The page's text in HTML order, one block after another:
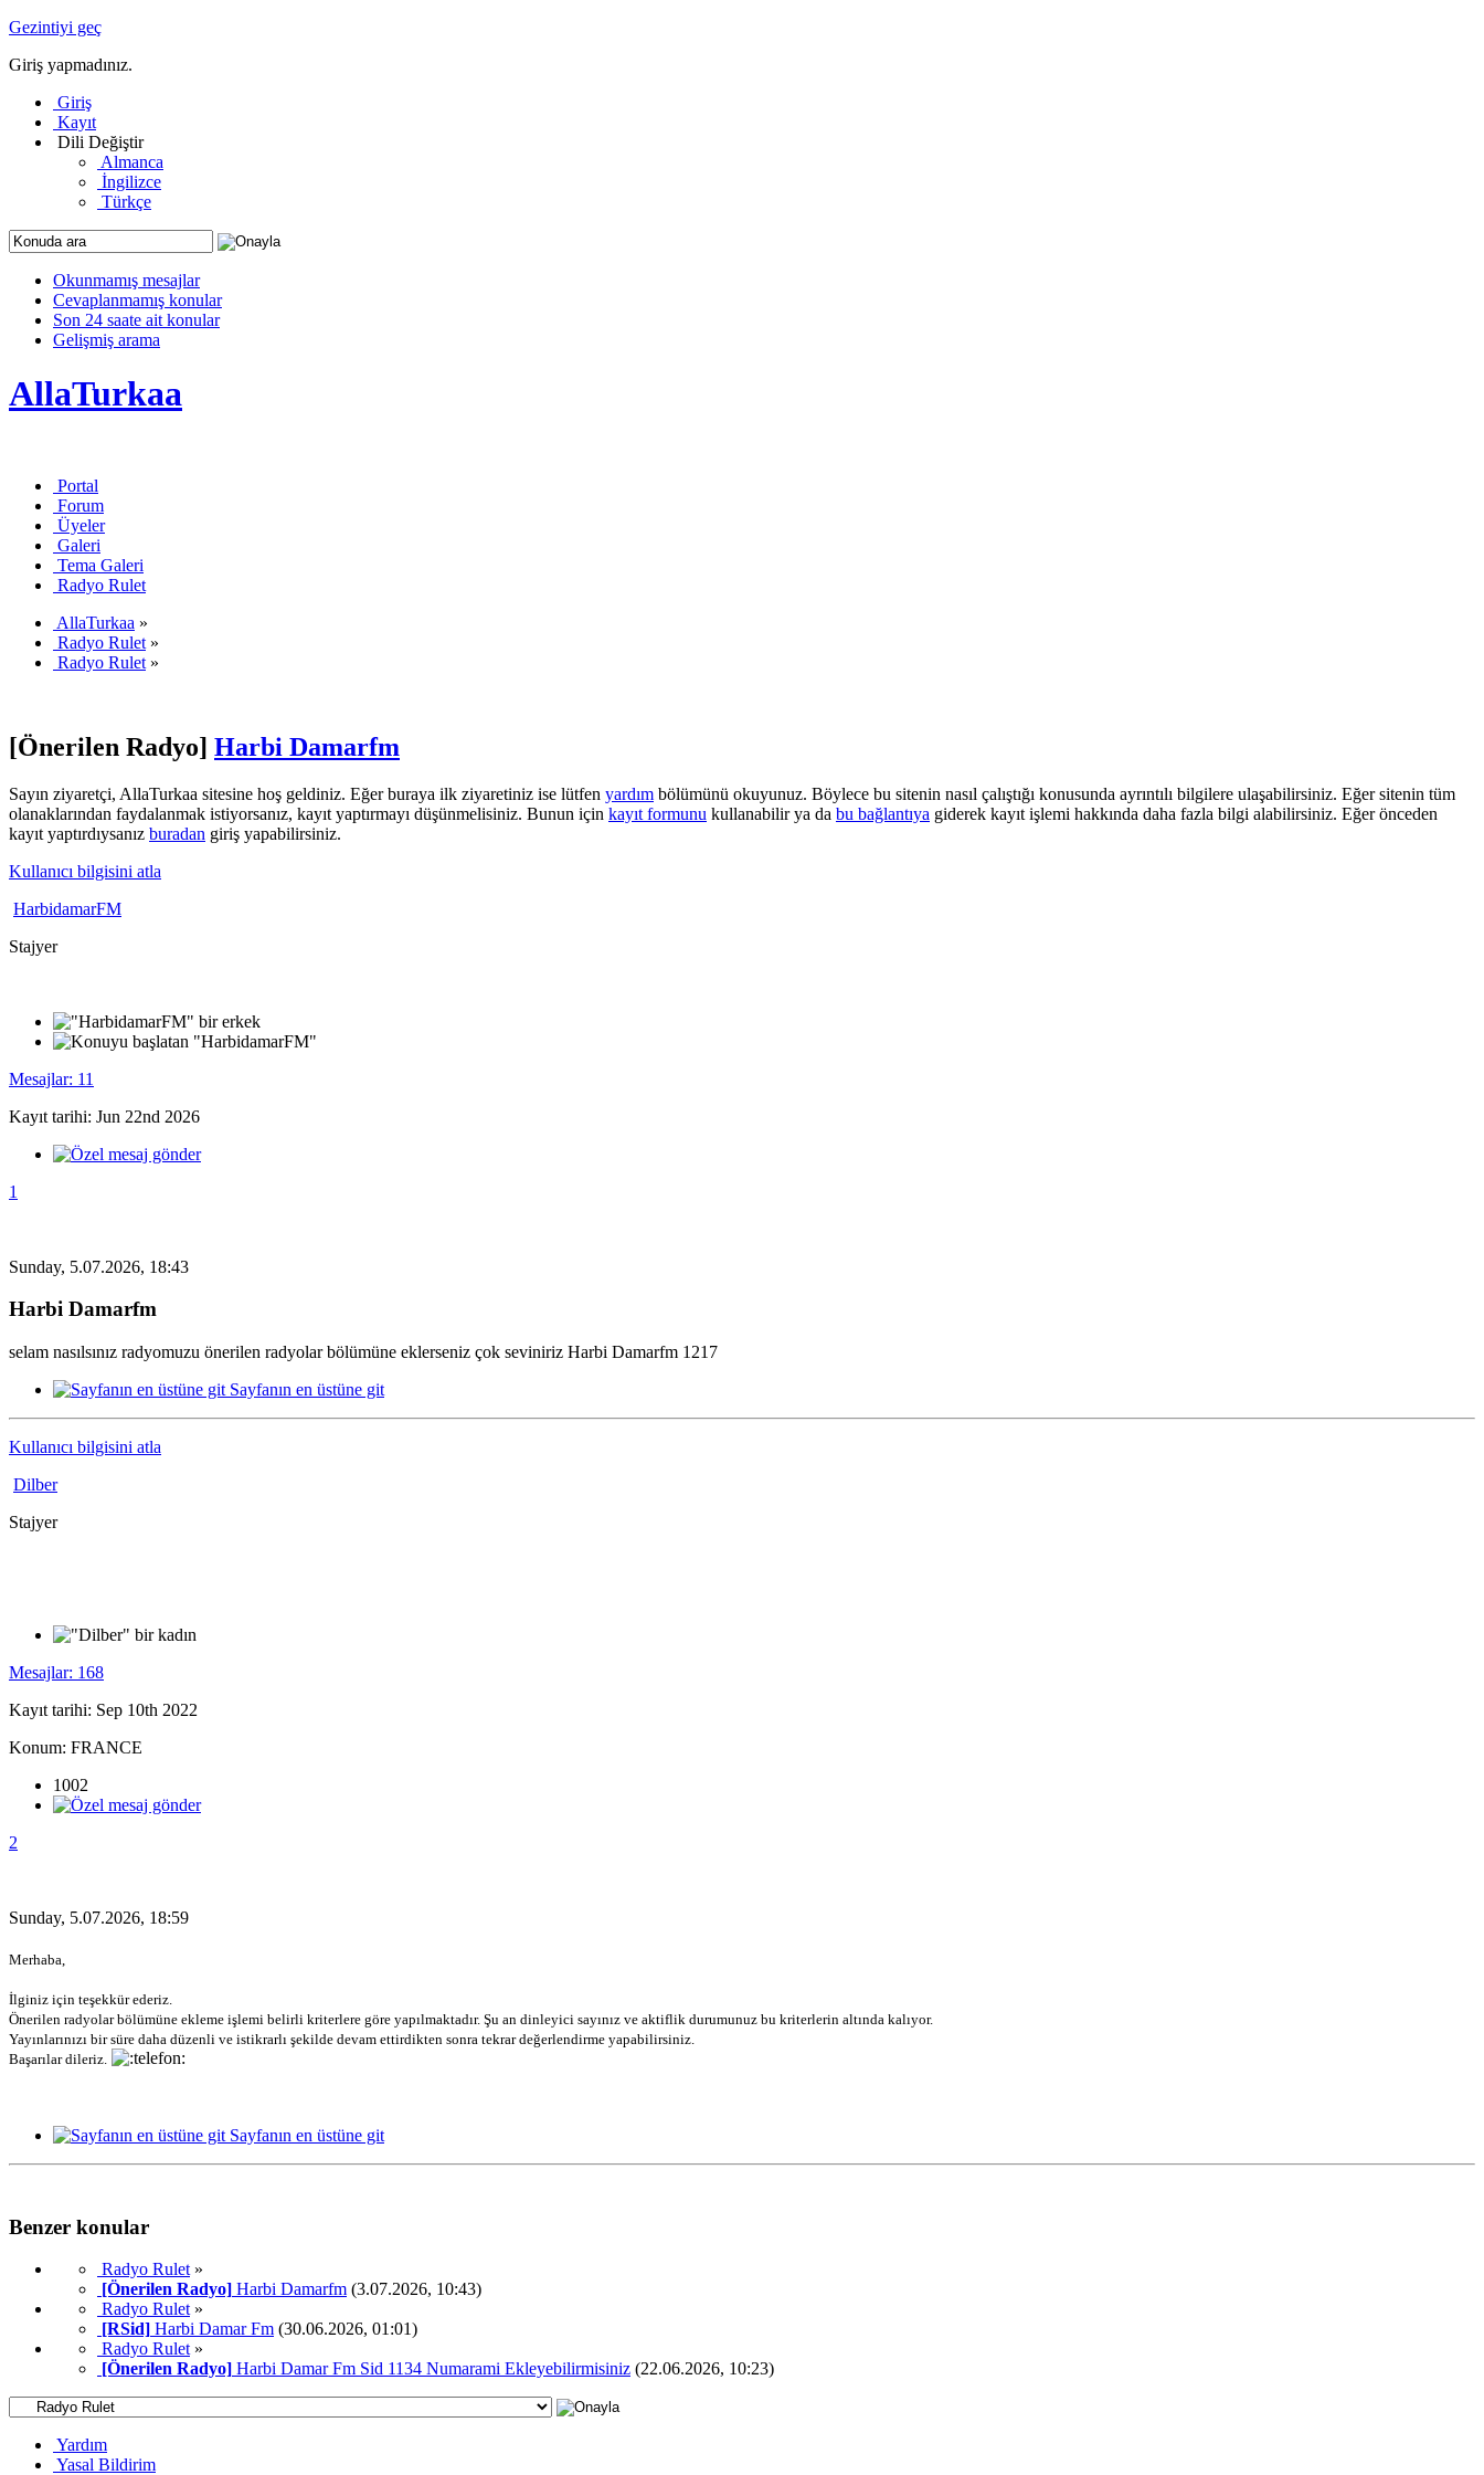
Gezintiyi geç
Giriş yapmadınız.
Giriş
Kayıt
Dili Değiştir
Almanca
İngilizce
Türkçe
Okunmamış mesajlar
Cevaplanmamış konular
Son 24 saate ait konular
Gelişmiş arama
AllaTurkaa
Portal
Forum
Üyeler
Galeri
Tema Galeri
Radyo Rulet
AllaTurkaa »
Radyo Rulet »
Radyo Rulet »
[Önerilen Radyo] Harbi Damarfm
Sayın ziyaretçi, AllaTurkaa sitesine hoş geldiniz. Eğer buraya ilk ziyaretiniz ise lütfen yardım bölümünü okuyunuz. Böylece bu sitenin nasıl çalıştığı konusunda ayrıntılı bilgilere ulaşabilirsiniz. Eğer sitenin tüm
olanaklarından faydalanmak istiyorsanız, kayıt yaptırmayı düşünmelisiniz. Bunun için kayıt formunu kullanabilir ya da bu bağlantıya giderek kayıt işlemi hakkında daha fazla bilgi alabilirsiniz. Eğer önceden
kayıt yaptırdıysanız buradan giriş yapabilirsiniz.
Kullanıcı bilgisini atla
HarbidamarFM
Stajyer
Mesajlar: 11
Kayıt tarihi: Jun 22nd 2026
1
Sunday, 5.07.2026, 18:43
Harbi Damarfm
selam nasılsınız radyomuzu önerilen radyolar bölümüne eklerseniz çok seviniriz Harbi Damarfm 1217
Sayfanın en üstüne git
Kullanıcı bilgisini atla
Dilber
Stajyer
Mesajlar: 168
Kayıt tarihi: Sep 10th 2022
Konum: FRANCE
1002
2
Sunday, 5.07.2026, 18:59
Merhaba,
İlginiz için teşekkür ederiz.
Önerilen radyolar bölümüne ekleme işlemi belirli kriterlere göre yapılmaktadır. Şu an dinleyici sayınız ve aktiflik durumunuz bu kriterlerin altında kalıyor.
Yayınlarınızı bir süre daha düzenli ve istikrarlı şekilde devam ettirdikten sonra tekrar değerlendirme yapabilirsiniz.
Başarılar dileriz.
Sayfanın en üstüne git
Benzer konular
Radyo Rulet »
[Önerilen Radyo] Harbi Damarfm (3.07.2026, 10:43)
Radyo Rulet »
[RSid] Harbi Damar Fm (30.06.2026, 01:01)
Radyo Rulet »
[Önerilen Radyo] Harbi Damar Fm Sid 1134 Numarami Ekleyebilirmisiniz (22.06.2026, 10:23)
Yardım
Yasal Bildirim